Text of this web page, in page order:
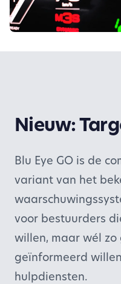
Nieuw:
Blu Eye GO is de
variant van het
voor bestuurders
willen, maar wél
geïnformeerd
hulpdiensten.